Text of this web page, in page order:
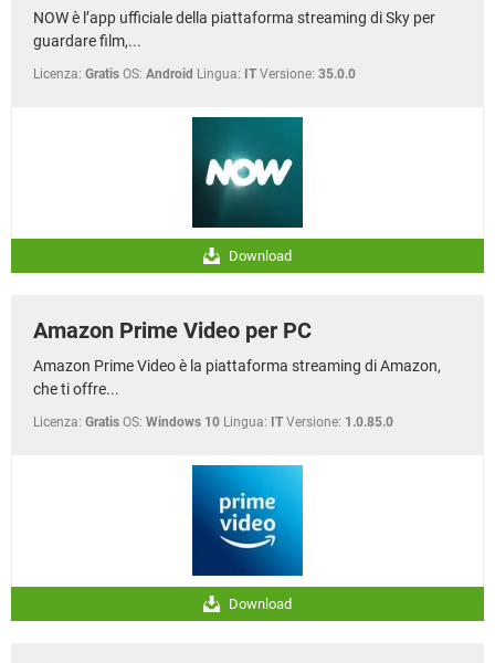
NOW è l’app ufficiale della piattaforma streaming di Sky per
guardare film,...
Licenza: Gratis OS: Android Lingua: IT Versione: 35.0.0
Download
Amazon Prime Video per PC
Amazon Prime Video è la piattaforma streaming di Amazon,
che ti offre...
Licenza: Gratis OS: Windows 10 Lingua: IT Versione: 1.0.85.0
Download